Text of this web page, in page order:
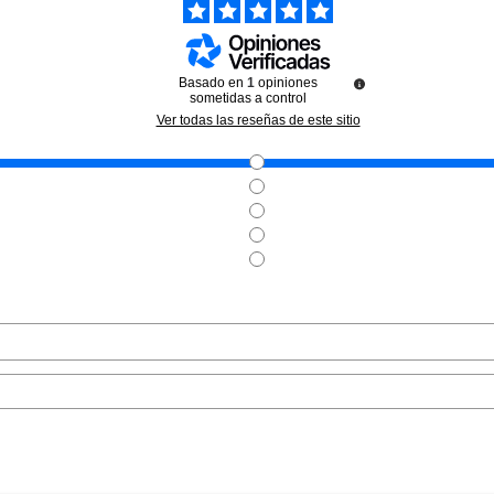
ML
TABAC
8.90€
CREAM
Basado en 1 opiniones
sometidas a control
Ver todas las reseñas de este sitio